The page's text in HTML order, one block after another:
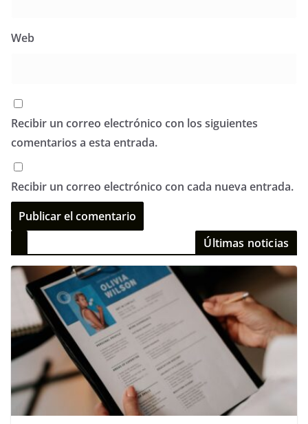
Web
Recibir un correo electrónico con los siguientes
comentarios a esta entrada.
Recibir un correo electrónico con cada nueva entrada.
Últimas noticias